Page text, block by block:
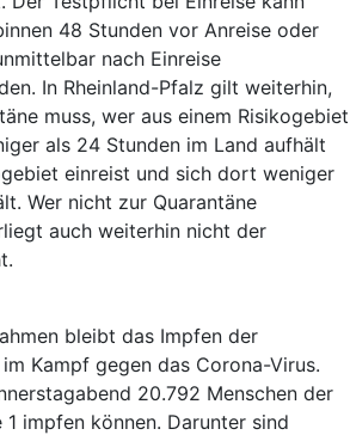
48 Stunden vor Anreise oder
nach Einreise
In Rheinland-Pfalz gilt weiterhin,
muss, wer aus einem Risikogebiet
als 24 Stunden im Land aufhält
einreist und sich dort weniger
Wer nicht zur Quarantäne
auch weiterhin nicht der
bleibt das Impfen der
Kampf gegen das Corona-Virus.
20.792 Menschen der
impfen können. Darunter sind